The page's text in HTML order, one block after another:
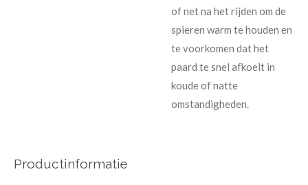
of net na het rijden om de
spieren warm te houden en
te voorkomen dat het
paard te snel afkoelt in
koude of natte
omstandigheden.
Productinformatie